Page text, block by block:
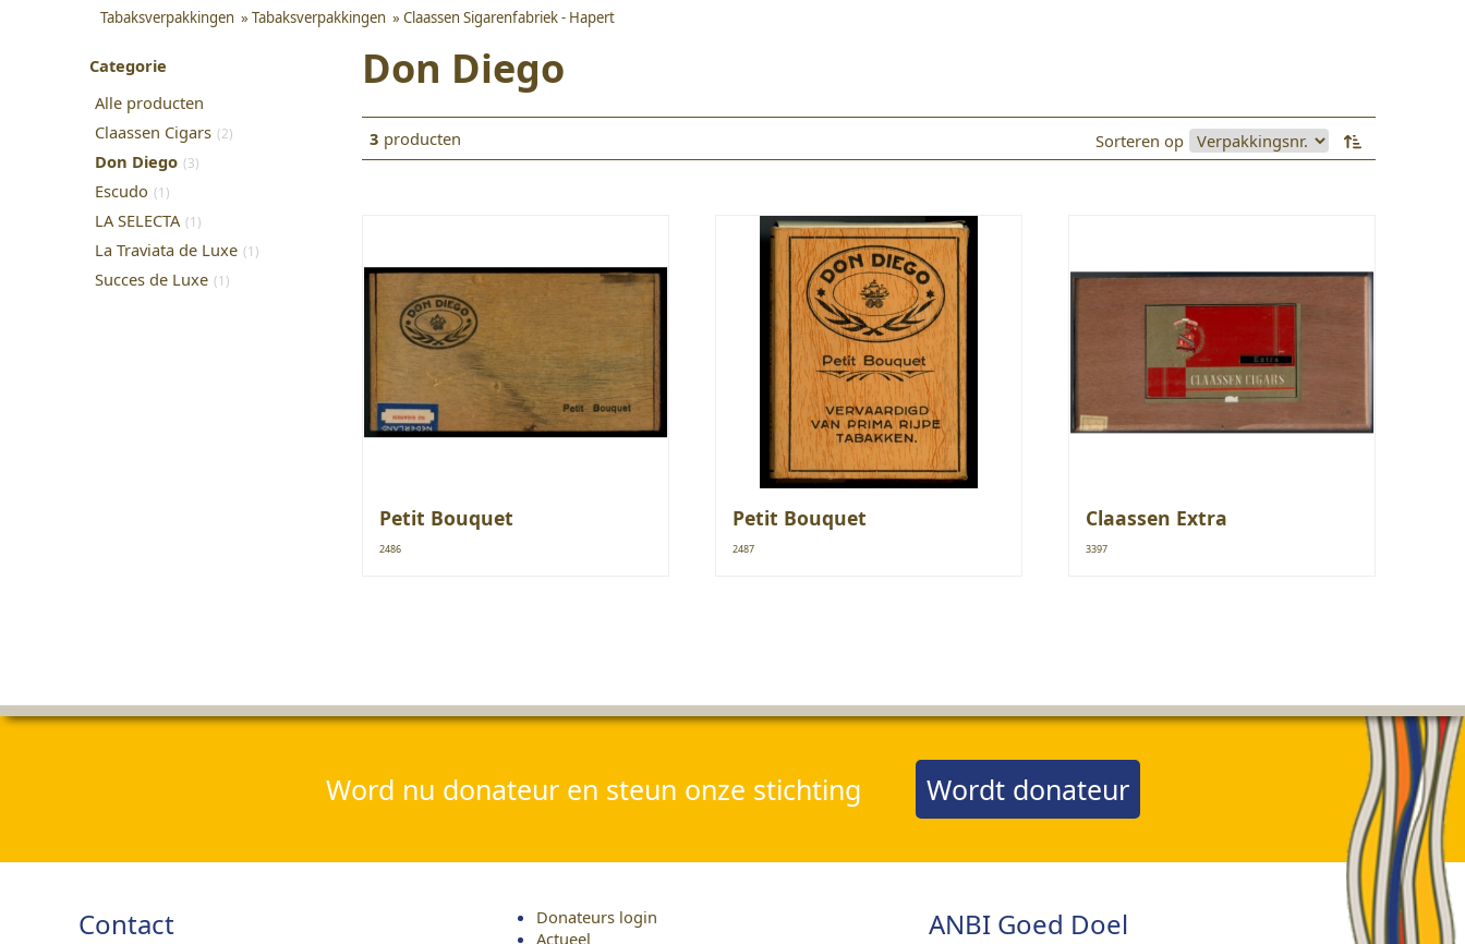
Tabaksverpakkingen » Tabaksverpakkingen » Claassen Sigarenfabriek - Hapert
Categorie
Alle producten
Claassen Cigars (2)
Don Diego (3)
Escudo (1)
LA SELECTA (1)
La Traviata de Luxe (1)
Succes de Luxe (1)
Don Diego
3 producten Sorteren op
Petit Bouquet
2486
Petit Bouquet
2487
Claassen Extra
3397
Word nu donateur en steun onze stichting Wordt donateur
Contact
Donateurs login
Actueel
ANBI Goed Doel